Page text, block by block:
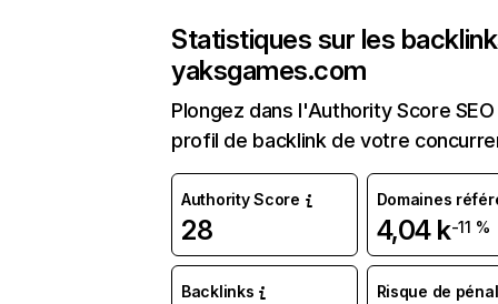
Statistiques sur les
yaksgames.com
Plongez dans l'Authority Score
profil de backlink de votre
Authority Score
28
Domaines
4,04 k-11 %
Backlinks
Risque de